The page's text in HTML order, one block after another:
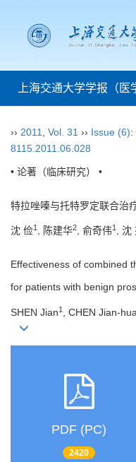
上海交通大学学报（医
›› 2011 Vol. 31 ›› Issue (6):
8115.2011.06.028
• 论著（临床研究） •
特拉唑嗪与托特罗定联合治
沈 俭1 , 陈建华2, 俞奇伟1 , 沈
Effectiveness of combined
for patients with benign
SHEN Jian1 , CHEN Jian-hua
PDF (PC)
2420